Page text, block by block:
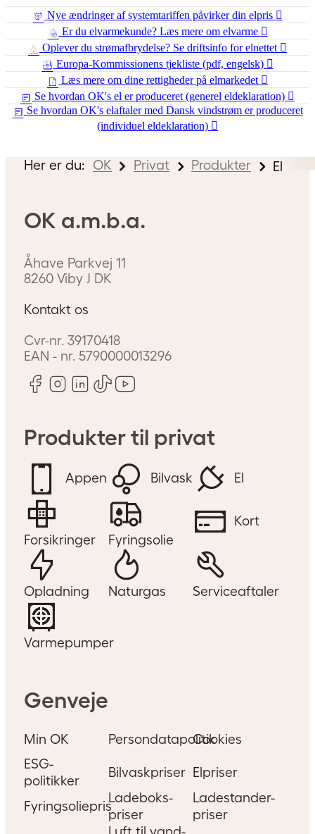
Nye ændringer af systemtariffen påvirker din elpris
Er du elvarmekunde? Læs mere om elvarme
Oplever du strømafbrydelse? Se driftsinfo for elnettet
Europa-Kommissionens tjekliste (pdf, engelsk)
Læs mere om dine rettigheder på elmarkedet
Se hvordan OK's el er produceret (generel eldeklaration)
Se hvordan OK's elaftaler med Dansk vindstrøm er produceret
(individuel eldeklaration)
Her er du: OK Privat Produkter El
OK a.m.b.a.
Åhave Parkvej 11
8260 Viby J DK
Kontakt os
Cvr-nr. 39170418
EAN - nr.5790000013296
Produkter til privat
Appen Bilvask El
Forsikringer Fyringsolie
Kort
Opladning Naturgas Serviceaftaler
Varmepumper
Genveje
Min OK PersondatapolitikCookies
ESG-
politikker
Bilvaskpriser Elpriser
Fyringsoliepris
Ladeboks-
priser
Ladestander-
priser